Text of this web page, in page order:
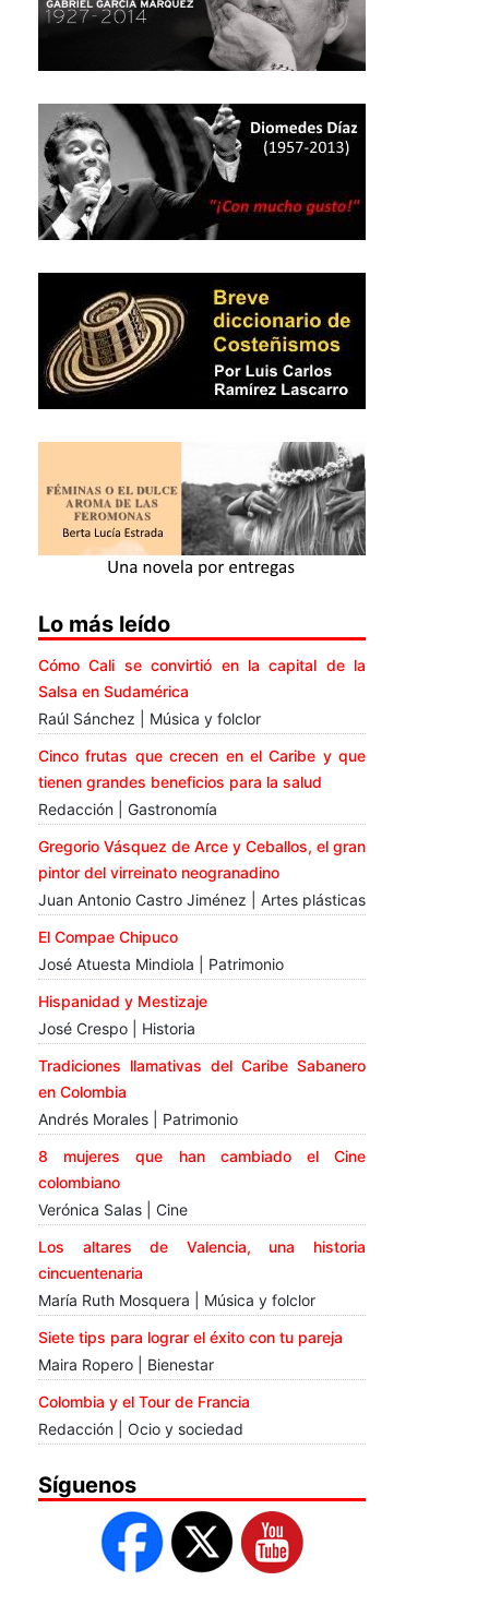
Lo más leído
Cómo Cali se convirtió en la capital de la
Salsa en Sudamérica
Raúl Sánchez | Música y folclor
Cinco frutas que crecen en el Caribe y que
tienen grandes beneficios para la salud
Redacción | Gastronomía
Gregorio Vásquez de Arce y Ceballos, el gran
pintor del virreinato neogranadino
Juan Antonio Castro Jiménez | Artes plásticas
El Compae Chipuco
José Atuesta Mindiola | Patrimonio
Hispanidad y Mestizaje
José Crespo | Historia
Tradiciones llamativas del Caribe Sabanero
en Colombia
Andrés Morales | Patrimonio
8 mujeres que han cambiado el Cine
colombiano
Verónica Salas | Cine
Los altares de Valencia, una historia
cincuentenaria
María Ruth Mosquera | Música y folclor
Siete tips para lograr el éxito con tu pareja
Maira Ropero | Bienestar
Colombia y el Tour de Francia
Redacción | Ocio y sociedad
Síguenos